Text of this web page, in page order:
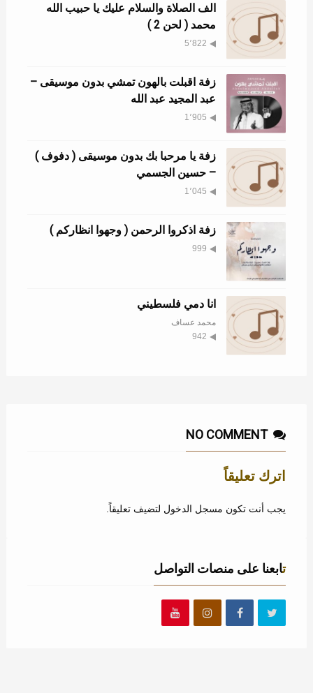
الف الصلاة والسلام عليك يا حبيب الله
محمد ( لحن 2 )
5٬822
زفة اقبلت بالهون تمشي بدون موسيقى –
عبد المجيد عبد الله
1٬905
زفة يا مرحبا بك بدون موسيقى ( دفوف )
– حسين الجسمي
1٬045
زفة اذكروا الرحمن ( وجهوا انظاركم )
999
انا دمي فلسطيني
محمد عساف
942
NO COMMENT
اترك تعليقاً
يجب أنت تكون مسجل الدخول لتضيف تعليقاً.
تابعنا على منصات التواصل